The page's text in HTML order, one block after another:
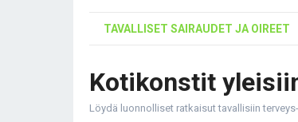
TAVALLISET SAIRAUDET JA OIREET
Kotikonstit
Löydä luonnolliset ratkaisut tavallisiin